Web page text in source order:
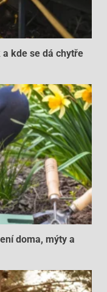
kde se dá chytře
doma, mýty a